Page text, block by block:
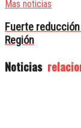
Mas noticias
Fuerte reducción
Región
Noticias